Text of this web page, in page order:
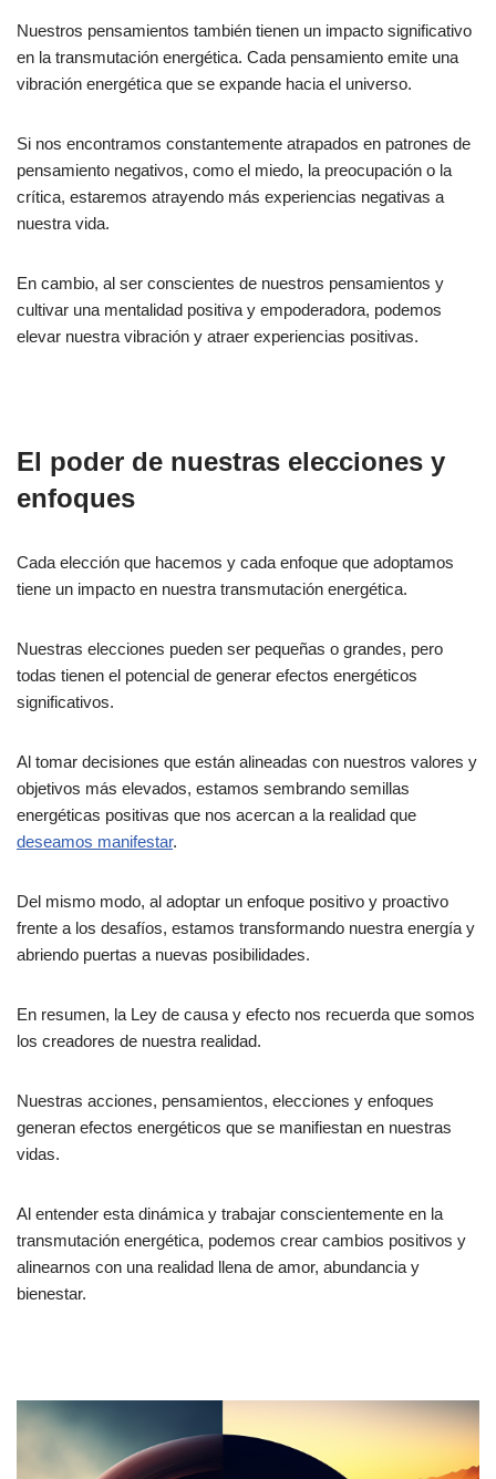
Nuestros pensamientos también tienen un impacto significativo
en la transmutación energética. Cada pensamiento emite una
vibración energética que se expande hacia el universo.
Si nos encontramos constantemente atrapados en patrones de
pensamiento negativos, como el miedo, la preocupación o la
crítica, estaremos atrayendo más experiencias negativas a
nuestra vida.
En cambio, al ser conscientes de nuestros pensamientos y
cultivar una mentalidad positiva y empoderadora, podemos
elevar nuestra vibración y atraer experiencias positivas.
El poder de nuestras elecciones y
enfoques
Cada elección que hacemos y cada enfoque que adoptamos
tiene un impacto en nuestra transmutación energética.
Nuestras elecciones pueden ser pequeñas o grandes, pero
todas tienen el potencial de generar efectos energéticos
significativos.
Al tomar decisiones que están alineadas con nuestros valores y
objetivos más elevados, estamos sembrando semillas
energéticas positivas que nos acercan a la realidad que
deseamos manifestar.
Del mismo modo, al adoptar un enfoque positivo y proactivo
frente a los desafíos, estamos transformando nuestra energía y
abriendo puertas a nuevas posibilidades.
En resumen, la Ley de causa y efecto nos recuerda que somos
los creadores de nuestra realidad.
Nuestras acciones, pensamientos, elecciones y enfoques
generan efectos energéticos que se manifiestan en nuestras
vidas.
Al entender esta dinámica y trabajar conscientemente en la
transmutación energética, podemos crear cambios positivos y
alinearnos con una realidad llena de amor, abundancia y
bienestar.